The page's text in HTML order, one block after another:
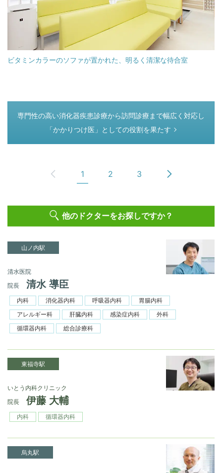
ビタミンカラーのソファが置かれた、明るく清潔な待合室
つぎのページ
専門性の高い消化器疾患診療から訪問診療まで幅広く対応し
「かかりつけ医」としての役割を果たす
1 2 3
他のドクターをお探しですか？
山ノ内駅
清水医院
院長
清水 導臣
内科 消化器内科 呼吸器内科
胃腸内科
アレルギー科
肝臓内科 感染症内科
外科
循環器内科
総合診療科
東福寺駅
いとう内科クリニック
院長
伊藤 大輔
内科 循環器内科
烏丸駅